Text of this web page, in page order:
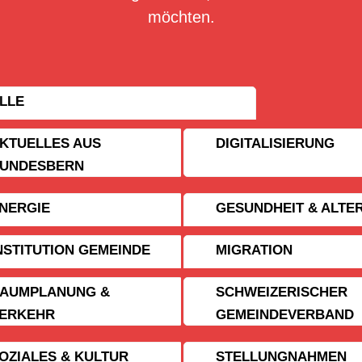
möchten.
AUS
DIGITALISIERUNG
GESUNDHEIT &
GEMEINDE MIGRATION
&
SCHWEIZERISCHER
GEMEINDE­VERBAND
& KULTUR STELLUNGNAHMEN